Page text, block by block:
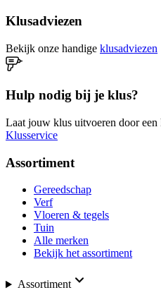
Klusadviezen
Bekijk onze handige klusadviezen
Hulp nodig bij je klus?
Laat jouw klus uitvoeren door een
Klusservice
Assortiment
Gereedschap
Verf
Vloeren & tegels
Tuin
Alle merken
Bekijk het assortiment
Assortiment